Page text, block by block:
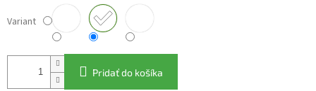
Variant
Pridať do košíka